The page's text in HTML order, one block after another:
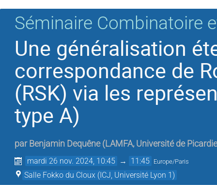
Séminaire Combinatoire
Une généralisation
correspondance de
(RSK) via les
type A)
par Benjamin Dequêne (LAMFA, Université de Picardie
mardi 26 nov. 2024, 10:45 → 11:45 Europe/Paris
Salle Fokko du Cloux (ICJ, Université Lyon 1)